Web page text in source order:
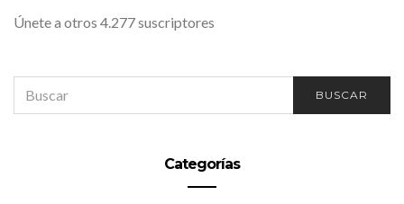
Únete a otros 4.277 suscriptores
FOR:
BUSCAR
Categorías